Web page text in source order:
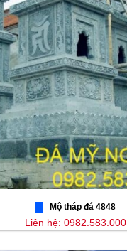
Mộ tháp đá 4848
Liên hệ: 0982.583.000